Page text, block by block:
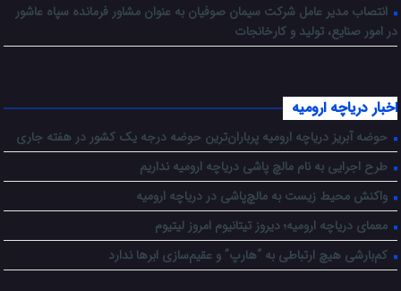
انتصاب مدیر عامل شرکت سیمان صوفیان به عنوان مشاور فرمانده سپاه عاشور
در امور صنایع، تولید و کارخانجات
اخبار دریاچه ارومیه
حوضه آبریز دریاچه ارومیه پرباران‌ترین حوضه‌ درجه یک کشور در هفته جاری
طرح اجرایی به نام مالچ پاشی دریاچه ارومیه نداریم
واکنش محیط زیست به مالچ‌پاشی در دریاچه ارومیه
معمای دریاچه ارومیه؛ دیروز تیتانیوم امروز لیتیوم
کم‌بارشی هیچ ارتباطی به “هارپ” و عقیم‌سازی ابرها ندارد